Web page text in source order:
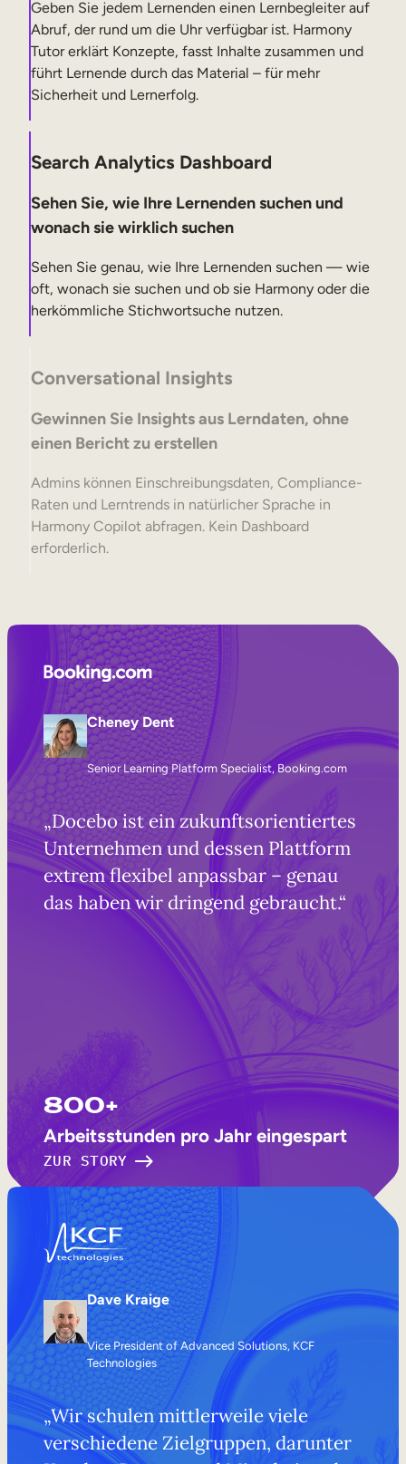
Geben Sie jedem Lernenden einen Lernbegleiter auf
Abruf, der rund um die Uhr verfügbar ist. Harmony
Tutor erklärt Konzepte, fasst Inhalte zusammen und
führt Lernende durch das Material – für mehr
Sicherheit und Lernerfolg.
Search Analytics Dashboard
Sehen Sie, wie Ihre Lernenden suchen und
wonach sie wirklich suchen
Sehen Sie genau, wie Ihre Lernenden suchen — wie
oft, wonach sie suchen und ob sie Harmony oder die
herkömmliche Stichwortsuche nutzen.
Conversational Insights
Gewinnen Sie Insights aus Lerndaten, ohne
einen Bericht zu erstellen
Admins können Einschreibungsdaten, Compliance-
Raten und Lerntrends in natürlicher Sprache in
Harmony Copilot abfragen. Kein Dashboard
erforderlich.
Cheney Dent
Senior Learning Platform Specialist, Booking.com
„Docebo ist ein zukunftsorientiertes
Unternehmen und dessen Plattform
extrem flexibel anpassbar – genau
das haben wir dringend gebraucht.“
800+
Arbeitsstunden pro Jahr eingespart
ZUR STORY
Dave Kraige
Vice President of Advanced Solutions, KCF
Technologies
„Wir schulen mittlerweile viele
verschiedene Zielgruppen, darunter